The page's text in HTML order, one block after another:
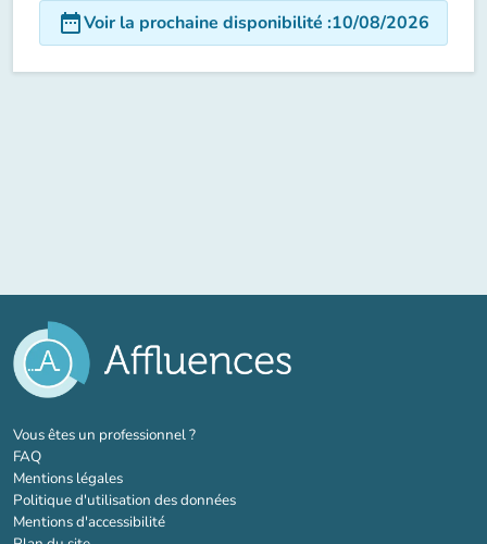
date_rangeVoir la prochaine disponibilité :10/08/2026
Vous êtes un professionnel ?(nouvel onglet)
FAQ
Mentions légales
Politique d'utilisation des données
Mentions d'accessibilité